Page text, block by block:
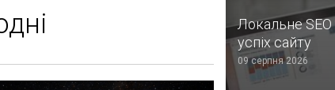
Локальне SEO
успіх сайту
09 серпня 2026